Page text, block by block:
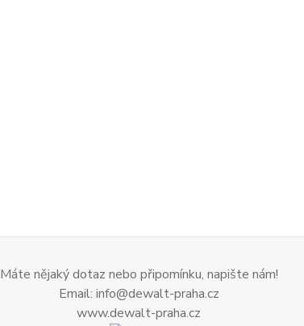
Máte nějaký dotaz nebo připomínku, napište nám!
Email: info@dewalt-praha.cz
www.dewalt-praha.cz